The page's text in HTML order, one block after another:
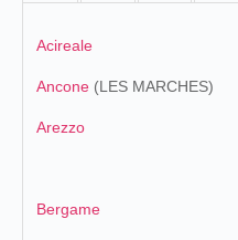
Acireale
Ancone (LES MARCHES)
Arezzo
Bergame